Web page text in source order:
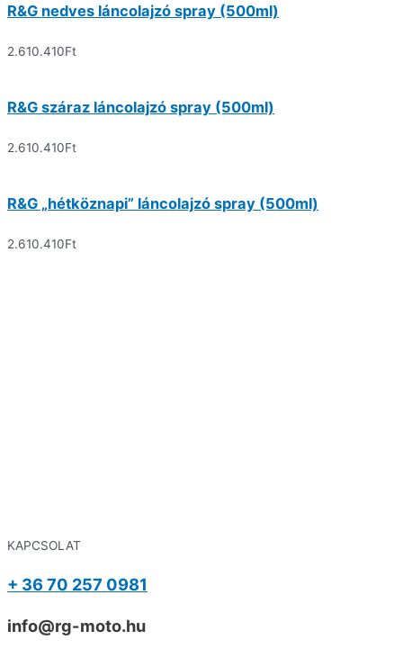
R&G nedves láncolajzó spray (500ml)
2.610.410Ft
R&G száraz láncolajzó spray (500ml)
2.610.410Ft
R&G „hétköznapi” láncolajzó spray (500ml)
2.610.410Ft
KAPCSOLAT
+ 36 70 257 0981
info@rg-moto.hu